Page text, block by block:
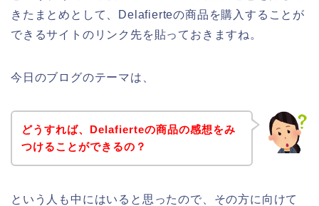
きたまとめとして、Delafierteの商品を購入することが
できるサイトのリンク先を貼っておきますね。
今日のブログのテーマは、
どうすれば、Delafierteの商品の感想をみ
つけることができるの？
という人も中にはいると思ったので、その方に向けて